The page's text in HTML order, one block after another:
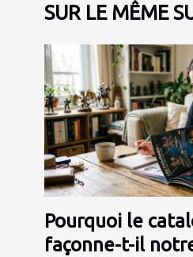
SUR LE MÊME
Pourquoi le
façonne-t-il